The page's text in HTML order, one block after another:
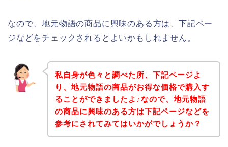
なので、地元物語の商品に興味のある方は、下記ペー
ジなどをチェックされるとよいかもしれません。
私自身が色々と調べた所、下記ページよ
り、地元物語の商品がお得な価格で購入す
ることができましたよ♪なので、地元物語
の商品に興味のある方は下記ページなどを
参考にされてみてはいかがでしょうか？